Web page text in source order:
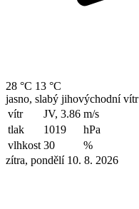
28 °C 13 °C
jasno, slabý jihovýchodní vítr
vítr
JV, 3.86 m/s
tlak
1019
hPa
vlhkost 30
%
zítra, pondělí 10. 8. 2026